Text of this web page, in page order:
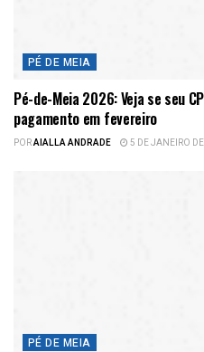
PÉ DE MEIA
Pé-de-Meia 2026: Veja se seu
pagamento em fevereiro
PORAIALLA ANDRADE 5 DE JANEIRO
PÉ DE MEIA